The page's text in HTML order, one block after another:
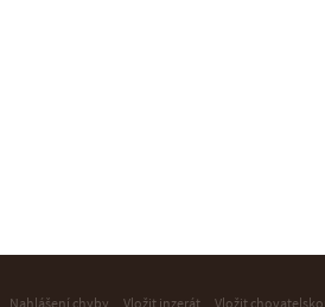
Nahlášení chyby Vložit inzerát Vložit